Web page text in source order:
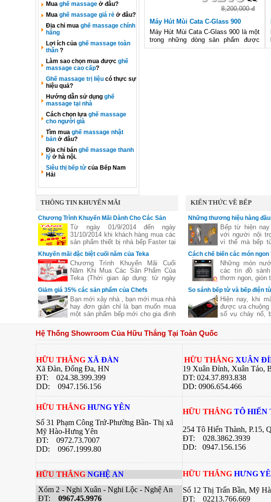
Mua ghế massage ở đâu?
Mua ghế massage giá rẻ ở đâu?
Địa chỉ mua ghế massage chính
hãng
Lợi ích của ghế massage toàn
thân ?
Làm sao chọn mua được ghế
massage cao cấp?
Ghế massage trị liệu có thực sự
hiệu quả?
Hướng dẫn sử dụng ghế
massage tại nhà
Cách chọn lựa ghế massage
cho người già
Tìm mua ghế massage nhật
bản ở đâu?
Địa chỉ bán ghế massage thanh
lý ở hà nội.
Siêu thị bếp từ của Bếp Nam
Hải
8,200,000 đ
Máy Hút Mùi Cata C-Glass 900
Máy Hút Mùi Cata C-Glass 900 là một
trong những dòng sản phẩm được
thiết kế mới của Cata. Máy có công
THÔNG TIN KHUYẾN MÃI
Chương Trình Khuyến Mãi Dành Cho Các Sản
Phẩm FasterTừ ngày 01/9/2014 đến ngày
31/10/2014 khi khách hàng mua các
sản phẩm thiết bị nhà bếp Faster tại
các đại lý của bếp gas Hữu Thắng
sẽ nhận được những phần quà hấp
dẫn, chi tiết xem thêm..
Khuyến mãi đặc biệt cuối năm của Teka
Chương Trình Khuyến Mãi Cuối
Năm Khi Mua Các Sản Phẩm Của
Teka (Thời gian áp dụng: từ ngày
11/11 đến hết ngày 27/12/2016)
Giảm giá 35% các sản phẩm của Chefs
Bạn mới xây nhà , bạn mới mua nhà
hay đơn giản chỉ là bạn muốn mua
một sản phẩm bếp mới cho gia đình
hãng nào tốt cả về giá về chất
lượng .Hãy để chúng tôi gợi ý cho
bạn một thương hiệu của Việt Nam
Âu đó là
KIẾN THỨC VỀ BẾP
Những thương hiệu hàng
vùng nấu linh hoạtBếp từ hiện
với người nội
vì thế mà bếp
bếp từ ba,...đã
nhiên
Cách chế biến các món
bằng lò nướngNhững món
các tín đồ
thơm ngon, giòn
nhưng lại chín
giữ nguyên
của thực phẩm.
giúp bạn chế
ngon khác
nhiều công sức.
So sánh bếp từ và bếp điện
Hiện nay, khi
được ưa
số vụ cháy nổ,
riêng. Bài viết
về 2 dòng sản
bạn có sự lựa
bếp của gia đình
Hệ Thống Showroom Của Hữu Thắng Tại Toàn Quốc
HỮU THẮNG XÃ ĐÀN
Xã Đàn, Đống Đa, HN
ĐT: 024.38.399.399
DD: 0947.156.156
HỮU THẮNG XUÂN
19 Xuân Đỉnh, Xuân Tảo,
DT: 024.37.893.838
DD: 0906.654.466
HỮU THẮNG HƯNG YÊN
Số 31 Phạm Công Trứ-Phường Bần- Thị xã
Mỹ Hào-Hưng Yên
ĐT: 0972.73.7007
DD: 0967.1999.80
HỮU THẮNG TÔ HIẾN
254 Tô Hiến Thành, P.15,
ĐT:
028.3862.3939
DD: 0947.156.156
HỮU THẮNG NGHỆ AN
Xóm 2 - Nghi Xuân - Nghi Lộc - Nghệ An
ĐT: 0967.45.9976
HỮU THẮNG HƯNG
Số 12 Thị Trấn Bần, Mỹ
ĐT: 02213.766.669